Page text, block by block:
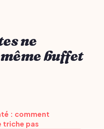
ne
buffet
: comment
triche pas